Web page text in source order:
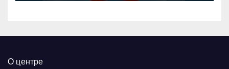
О центре